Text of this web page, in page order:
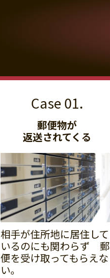
郵便物が
返送されてくる
相手が住所地に居住して
いるのにも関わらず 郵
便を受け取ってもらえな
い。